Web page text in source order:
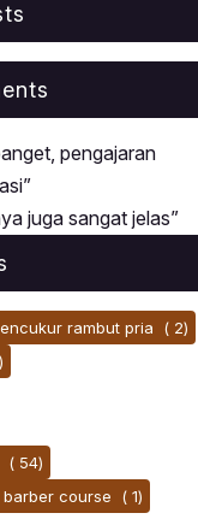
pengajaran
juga sangat jelas”
rambut pria
( 2)
( 54)
barber course
( 1)